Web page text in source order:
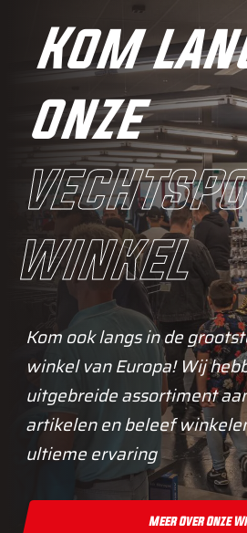
Kom
onze
winkel
Kom ook langs in de
winkel van Europa! Wij
uitgebreide assortiment
artikelen en beleef
ultieme ervaring
Meer Over Onze